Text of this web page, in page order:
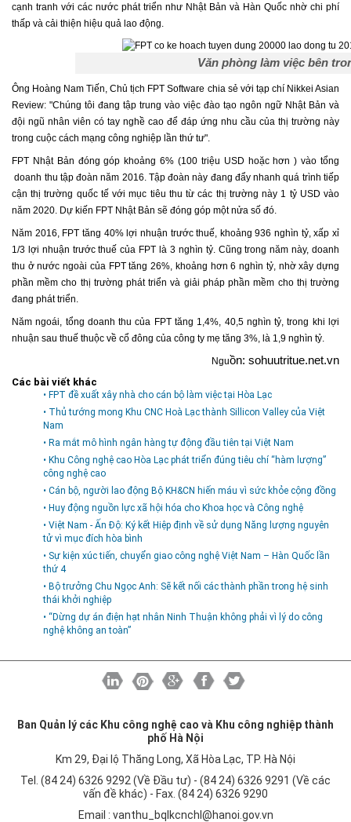
cạnh tranh với các nước phát triển như Nhật Bản và Hàn Quốc nhờ chi phí
thấp và cải thiện hiệu quả lao động.
Văn phòng làm việc bên
Ông Hoàng Nam Tiến, Chủ tịch FPT Software chia sẻ với tạp chí Nikkei Asian
Review: "Chúng tôi đang tập trung vào việc đào tạo ngôn ngữ Nhật Bản và
đội ngũ nhân viên có tay nghề cao để đáp ứng nhu cầu của thị trường này
trong cuộc cách mạng công nghiệp lần thứ tư".
FPT Nhật Bản đóng góp khoảng 6% (100 triệu USD hoặc hơn ) vào tổng
doanh thu tập đoàn năm 2016. Tập đoàn này đang đẩy nhanh quá trình tiếp
cận thị trường quốc tế với mục tiêu thu từ các thị trường này 1 tỷ USD vào
năm 2020. Dự kiến FPT Nhật Bản sẽ đóng góp một nửa số đó.
Năm 2016, FPT tăng 40% lợi nhuận trước thuế, khoảng 936 nghìn tỷ, xấp xỉ
1/3 lợi nhuận trước thuế của FPT là 3 nghìn tỷ. Cũng trong năm này, doanh
thu ở nước ngoài của FPT tăng 26%, khoảng hơn 6 nghìn tỷ, nhờ xây dựng
phần mềm cho thị trường phát triển và giải pháp phần mềm cho thị trường
đang phát triển.
Năm ngoái, tổng doanh thu của FPT tăng 1,4%, 40,5 nghìn tỷ, trong khi lợi
nhuận sau thuế thuộc về cổ đông của công ty mẹ tăng 3%, là 1,9 nghìn tỷ.
Nguồn: sohuutritue.net.vn
Các bài viết khác
• FPT đề xuất xây nhà cho cán bộ làm việc tại Hòa Lạc
• Thủ tướng mong Khu CNC Hoà Lạc thành Sillicon Valley của Việt
Nam
• Ra mắt mô hình ngân hàng tự động đầu tiên tại Việt Nam
• Khu Công nghệ cao Hòa Lạc phát triển đúng tiêu chí “hàm lượng”
công nghệ cao
• Cán bộ, người lao động Bộ KH&CN hiến máu vì sức khỏe cộng đồng
• Huy động nguồn lực xã hội hóa cho Khoa học và Công nghệ
• Việt Nam - Ấn Độ: Ký kết Hiệp định về sử dụng Năng lượng nguyên
tử vì mục đích hòa bình
• Sự kiện xúc tiến, chuyển giao công nghệ Việt Nam – Hàn Quốc lần
thứ 4
• Bộ trưởng Chu Ngọc Anh: Sẽ kết nối các thành phần trong hệ sinh
thái khởi nghiệp
• “Dừng dự án điện hạt nhân Ninh Thuận không phải vì lý do công
nghệ không an toàn”
Ban Quản lý các Khu công nghệ cao và Khu công nghiệp thành
phố Hà Nội
Km 29, Đại lộ Thăng Long, Xã Hòa Lạc, TP. Hà Nội
Tel. (84 24) 6326 9292 (Về Đầu tư) - (84 24) 6326 9291 (Về các
vấn đề khác) - Fax. (84 24) 6326 9290
Email : vanthu_bqlkcnchl@hanoi.gov.vn